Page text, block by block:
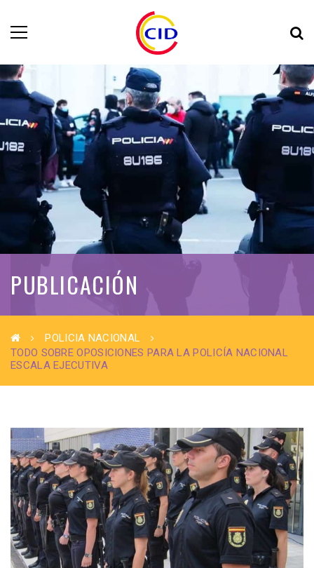
PUBLICACIÓN
POLICIA NACIONAL
TODO SOBRE OPOSICIONES PARA LA POLICÍA NACIONAL
ESCALA EJECUTIVA